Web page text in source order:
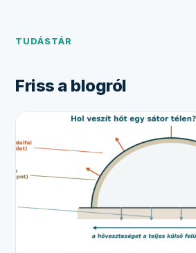
TUDÁSTÁR
Friss a blogról